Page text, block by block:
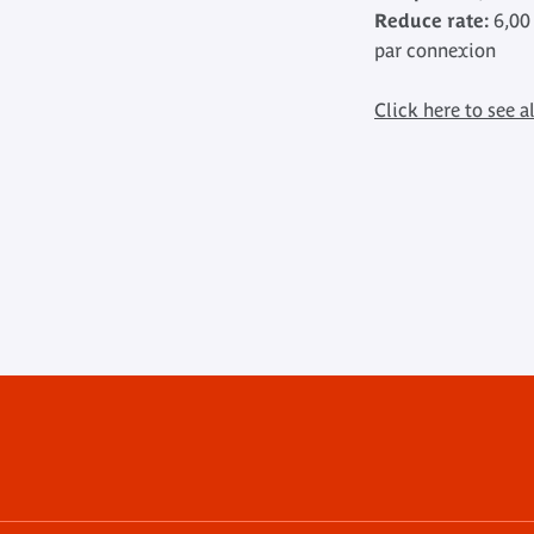
Reduce rate: 6,00
par connexion
Click here to see